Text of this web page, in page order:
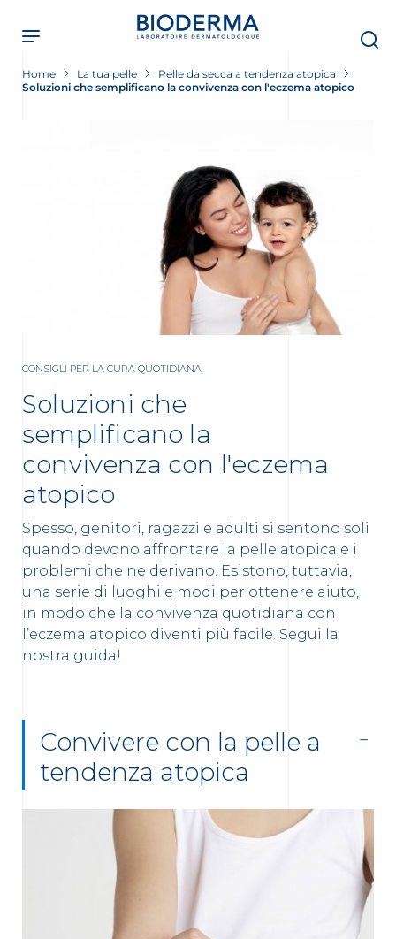
main
content
Home La tua pelle
Pelle da secca a tendenza atopica
Soluzioni che semplificano la convivenza con l'eczema atopico
CONSIGLI PER LA CURA QUOTIDIANA
Soluzioni che
semplificano la
convivenza con l'eczema
atopico
Spesso, genitori, ragazzi e adulti si sentono soli
quando devono affrontare la pelle atopica e i
problemi che ne derivano. Esistono, tuttavia,
una serie di luoghi e modi per ottenere aiuto,
in modo che la convivenza quotidiana con
l’eczema atopico diventi più facile. Segui la
nostra guida!
Convivere con la pelle a
tendenza atopica